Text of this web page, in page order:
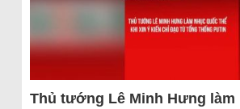
Thủ tướng Lê Minh Hưng làm